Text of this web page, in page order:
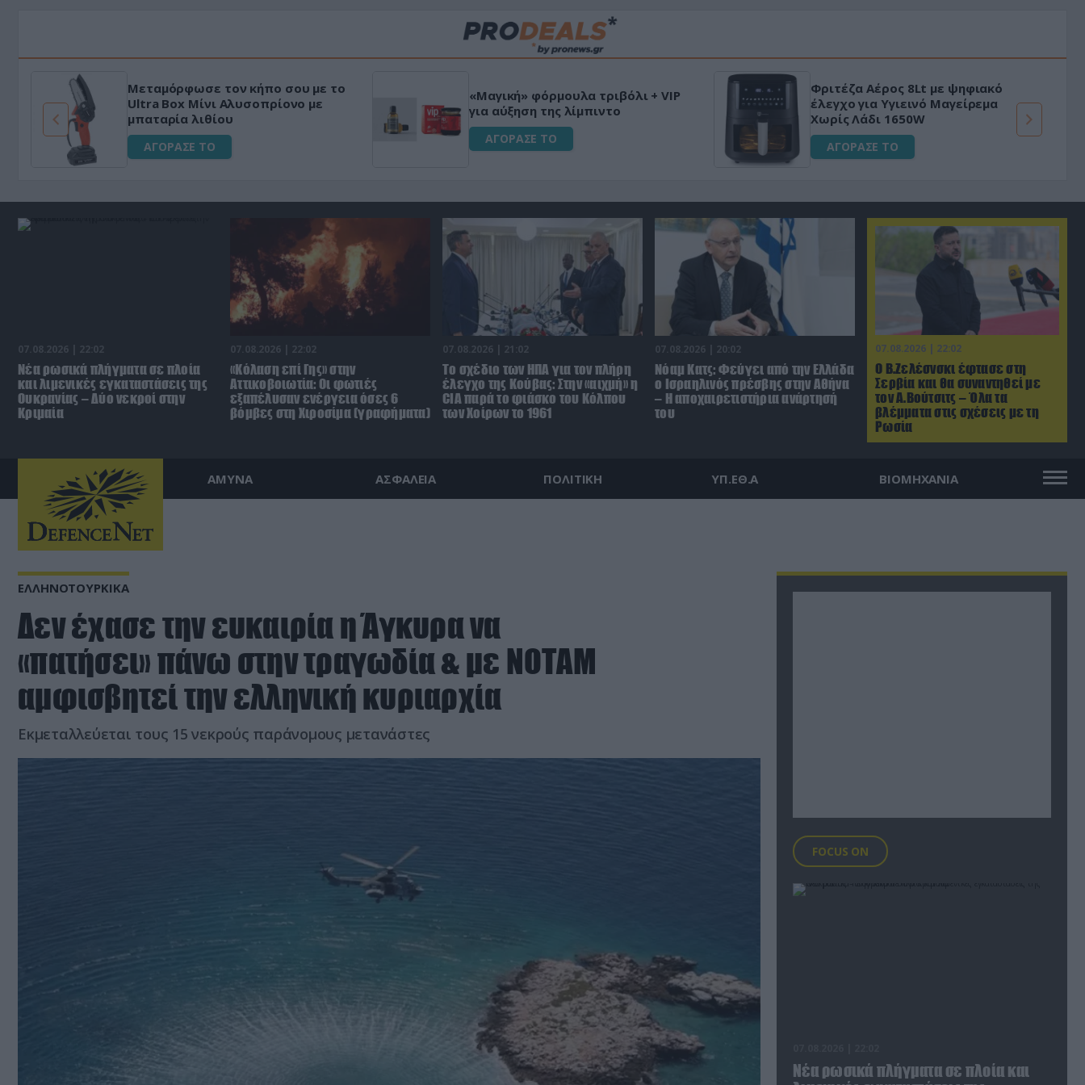
Μεταμόρφωσε τον κήπο σου με το
Ultra Box Μίνι Αλυσοπρίονο με
μπαταρία λιθίου
ΑΓΟΡΑΣΕ ΤΟ
«Μαγική» φόρμουλα τριβόλι + VIP
για αύξηση της λίμπιντο
ΑΓΟΡΑΣΕ ΤΟ
Φριτέζα Αέρος 8Lt με ψηφιακό
έλεγχο για Υγιεινό Μαγείρεμα
Χωρίς Λάδι 1650W
ΑΓΟΡΑΣΕ ΤΟ
07.08.2026 | 22:02
Ο Β.Ζελέσνσκι έφτασε στη
Σερβία και θα συναντηθεί με
τον Α.Βούτσιτς – Όλα τα
βλέμματα στις σχέσεις με τη
Ρωσία
07.08.2026 | 22:02
Νέα ρωσικά πλήγματα σε πλοία
και λιμενικές εγκαταστάσεις της
Ουκρανίας – Δύο νεκροί στην
Κριμαία
07.08.2026 | 22:02
«Κόλαση επί Γης» στην
Αττικοβοιωτία: Οι φωτιές
εξαπέλυσαν ενέργεια όσες 6
βόμβες στη Χιροσίμα (γραφήματα)
07.08.2026 | 21:02
To σχέδιο των ΗΠΑ για τον πλήρη
έλεγχο της Κούβας: Στην «αιχμή» η
CIA παρά το φιάσκο του Κόλπου
των Χοίρων το 1961
07.08.2026 | 20:02
Νόαμ Κατς: Φεύγει από την Ελλάδα
ο Ισραηλινός πρέσβης στην Αθήνα
– Η αποχαιρετιστήρια ανάρτησή
του
ΑΜΥΝΑ ΑΣΦΑΛΕΙΑ ΠΟΛΙΤΙΚΗ ΥΠ.ΕΘ.Α ΒΙΟΜΗΧΑΝΙΑ
ΕΛΛΗΝΟΤΟΥΡΚΙΚΑ
Δεν έχασε την ευκαιρία η Άγκυρα να
«πατήσει» πάνω στην τραγωδία & με ΝΟΤΑΜ
αμφισβητεί την ελληνική κυριαρχία
Εκμεταλλεύεται τους 15 νεκρούς παράνομους μετανάστες
FOCUS ON
Νέα ρωσικά πλήγματα σε πλοία και